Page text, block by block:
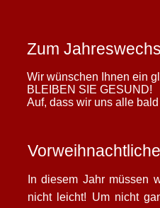
Zum
Wir wünschen Ihnen ein
BLEIBEN SIE GESUND!
Auf, dass wir uns alle
In diesem Jahr müssen
nicht leicht! Um nicht